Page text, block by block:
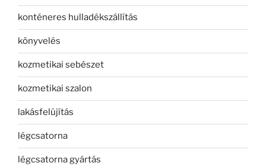
konténeres hulladékszállítás
könyvelés
kozmetikai sebészet
kozmetikai szalon
lakásfelújítás
légcsatorna
légcsatorna gyártás